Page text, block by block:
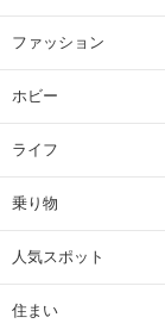
ファッション
ホビー
ライフ
乗り物
人気スポット
住まい